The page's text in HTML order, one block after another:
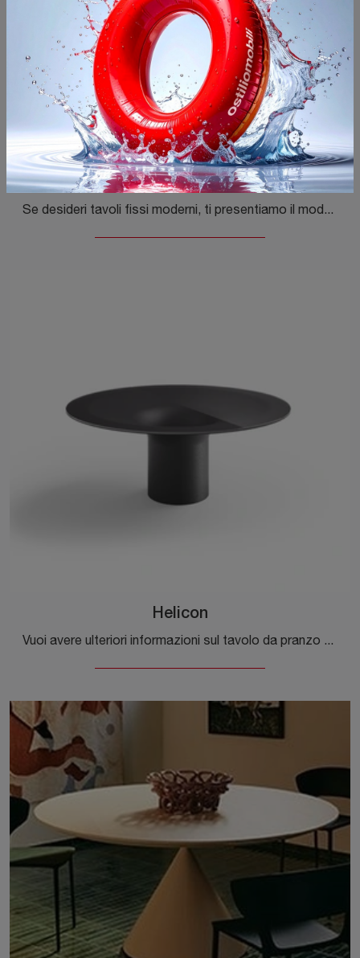
Cast
Se desideri tavoli fissi moderni, ti presentiamo il modello da pranzo in legno Cast dell'azienda Desalto.
Helicon
Vuoi avere ulteriori informazioni sul tavolo da pranzo Helicon di Desalto? Clicca e ottieni informazioni sui modelli fissi della marca.